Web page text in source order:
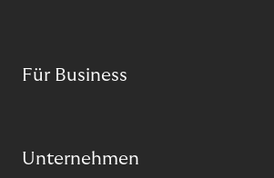
Für Business
Unternehmen